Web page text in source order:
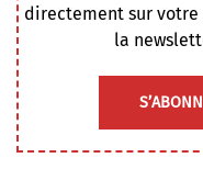
directement sur votre
la